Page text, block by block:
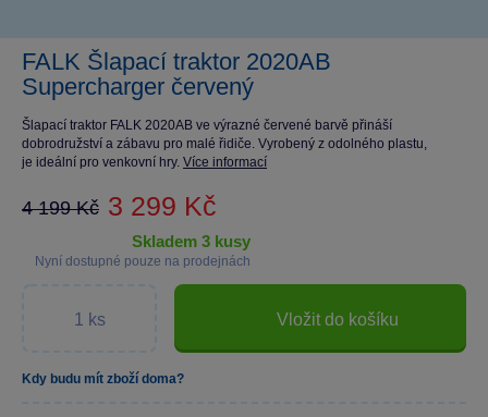
FALK Šlapací traktor 2020AB
Supercharger červený
Šlapací traktor FALK 2020AB ve výrazné červené barvě přináší
dobrodružství a zábavu pro malé řidiče. Vyrobený z odolného plastu,
je ideální pro venkovní hry. Více informací
4 199 Kč 3 299 Kč
skladem 3 kusy
Nyní dostupné pouze na prodejnách
Vložit do košíku
Kdy budu mít zboží doma?